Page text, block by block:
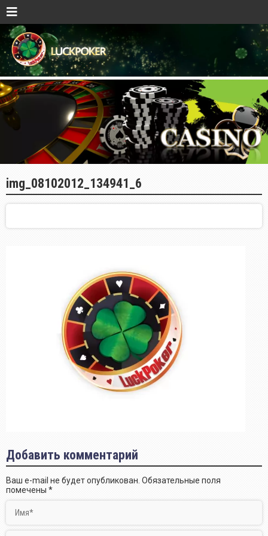
img_08102012_134941_6
Добавить комментарий
Ваш e-mail не будет опубликован. Обязательные поля
помечены *